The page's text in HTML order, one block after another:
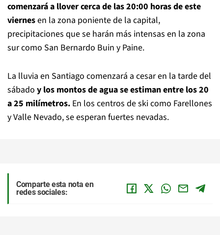
comenzará a llover cerca de las 20:00 horas de este
viernesen la zona poniente de la capital,
precipitaciones que se harán más intensas en la zona
sur como San Bernardo Buin y Paine.
La lluvia en Santiago comenzará a cesar en la tarde del
sábado y los montos de agua se estiman entre los 20
a 25 milímetros. En los centros de ski como Farellones
y Valle Nevado, se esperan fuertes nevadas.
Comparte esta nota en
redes sociales: